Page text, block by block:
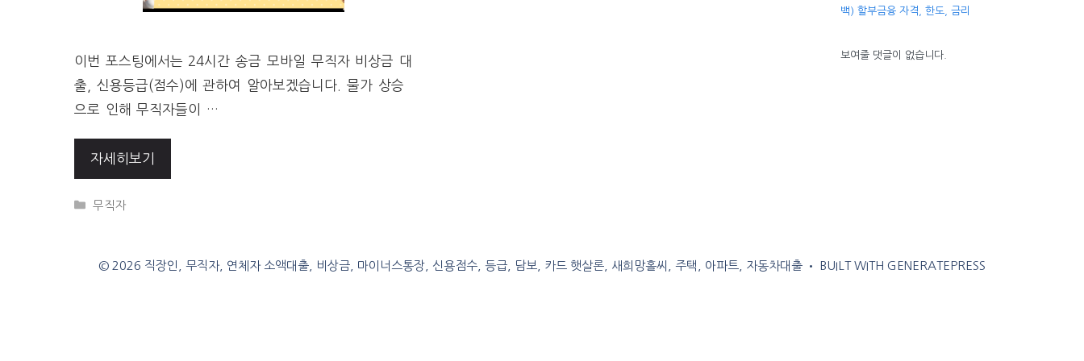
이번 포스팅에서는 24시간 송금 모바일 무직자 비상금 대
출, 신용등급(점수)에 관하여 알아보겠습니다. 물가 상승
으로 인해 무직자들이 …
자세히보기
CATEGORIES
무직자
백) 할부금융 자격, 한도, 금리
보여줄 댓글이 없습니다.
© 2026 직장인, 무직자, 연체자 소액대출, 비상금, 마이너스통장, 신용점수, 등급, 담보, 카드 햇살론, 새희망홀씨, 주택, 아파트, 자동차대출 • BUILT WITH GENERATEPRESS